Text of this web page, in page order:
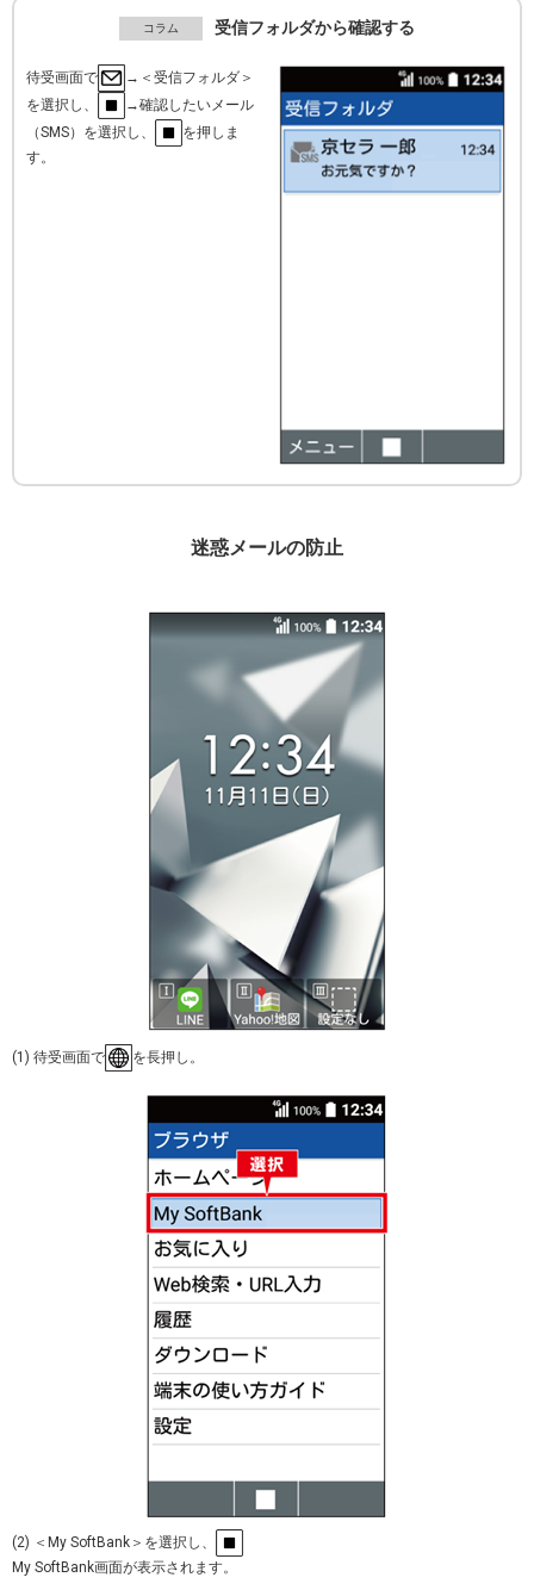
受信フォルダから確認する
待受画面で
→＜受信フォルダ＞
を選択し、
→確認したいメール
（SMS）を選択し、
を押しま
す。
迷惑メールの防止
(1) 待受画面で を長押し。
(2) ＜My SoftBank＞を選択し、
My SoftBank画面が表示されます。